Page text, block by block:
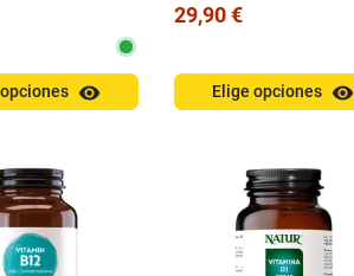
visibility
29,90 €
Elige opciones visibility